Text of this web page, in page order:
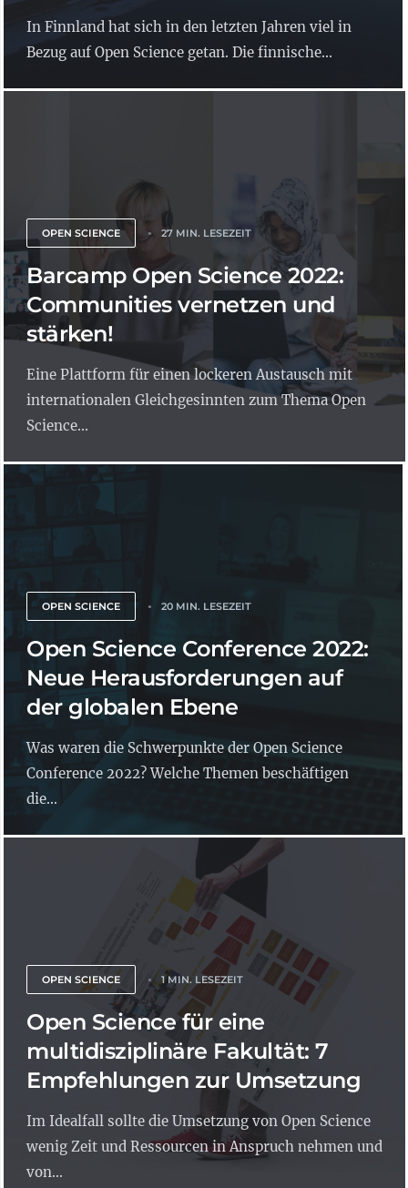
In Finnland hat sich in den letzten Jahren viel in
Bezug auf Open Science getan. Die finnische...
OPEN SCIENCE 27 MIN. LESEZEIT
Barcamp Open Science 2022:
Communities vernetzen und
stärken!
Eine Plattform für einen lockeren Austausch mit
internationalen Gleichgesinnten zum Thema Open
Science...
OPEN SCIENCE 20 MIN. LESEZEIT
Open Science Conference 2022:
Neue Herausforderungen auf
der globalen Ebene
Was waren die Schwerpunkte der Open Science
Conference 2022? Welche Themen beschäftigen
die...
OPEN SCIENCE 1 MIN. LESEZEIT
Open Science für eine
multidisziplinäre Fakultät: 7
Empfehlungen zur Umsetzung
Im Idealfall sollte die Umsetzung von Open Science
wenig Zeit und Ressourcen in Anspruch nehmen und
von...